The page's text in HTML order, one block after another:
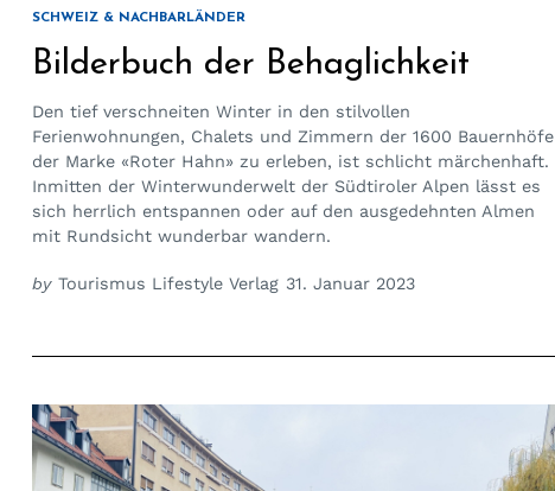
SCHWEIZ & NACHBARLÄNDER
Bilderbuch der Behaglichkeit
Den tief verschneiten Winter in den stilvollen
Ferienwohnungen, Chalets und Zimmern der 1600 Bauernhöfe
der Marke «Roter Hahn» zu erleben, ist schlicht märchenhaft.
Inmitten der Winterwunderwelt der Südtiroler Alpen lässt es
sich herrlich entspannen oder auf den ausgedehnten Almen
mit Rundsicht wunderbar wandern.
by Tourismus Lifestyle Verlag 31. Januar 2023